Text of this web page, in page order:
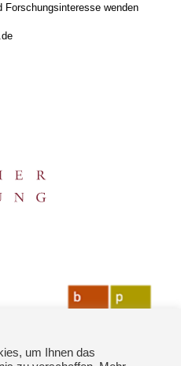
Forschungsinteresse wenden
um Ihnen das